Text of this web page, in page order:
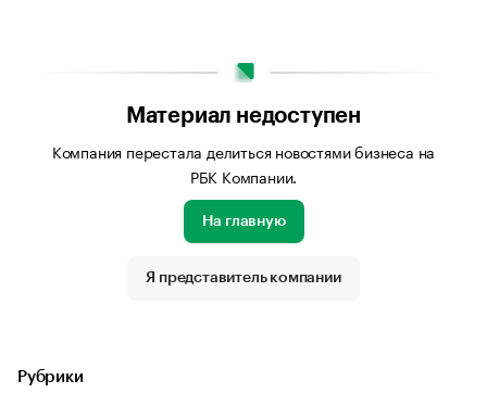
Материал недоступен
Компания перестала делиться новостями бизнеса на
РБК Компании.
На главную
Я представитель компании
Рубрики